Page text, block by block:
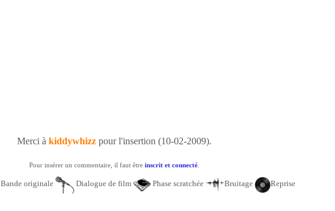
Merci à kiddywhizzpour l'insertion (10-02-2009).
Pour insérer un commentaire, il faut être inscrit et connecté.
Bande originale Dialogue de film Phase scratchée Bruitage Reprise